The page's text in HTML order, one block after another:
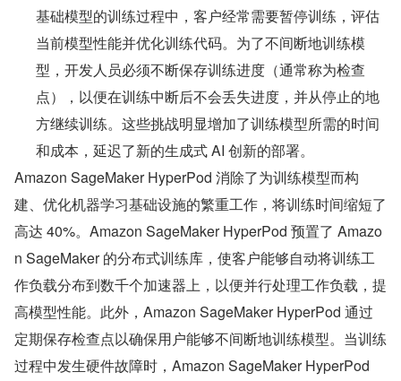
基础模型的训练过程中，客户经常需要暂停训练，评估
当前模型性能并优化训练代码。为了不间断地训练模
型，开发人员必须不断保存训练进度（通常称为检查
点），以便在训练中断后不会丢失进度，并从停止的地
方继续训练。这些挑战明显增加了训练模型所需的时间
和成本，延迟了新的生成式 AI 创新的部署。
Amazon SageMaker HyperPod 消除了为训练模型而构
建、优化机器学习基础设施的繁重工作，将训练时间缩短了
高达 40%。Amazon SageMaker HyperPod 预置了 Amazo
n SageMaker 的分布式训练库，使客户能够自动将训练工
作负载分布到数千个加速器上，以便并行处理工作负载，提
高模型性能。此外，Amazon SageMaker HyperPod 通过
定期保存检查点以确保用户能够不间断地训练模型。当训练
过程中发生硬件故障时，Amazon SageMaker HyperPod